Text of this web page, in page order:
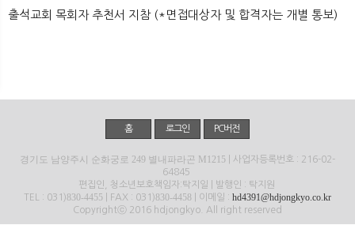
출석교회 목회자 추천서 지참 (*면접대상자 및 합격자는 개별 통보)​
홈 로그인 PC버전
경기도 남양주시 순화궁로 249 별내파라곤 M1215 | 사업자등록번호 : 216-02-
64845
편집인, 청소년보호책임자:탁지일 | 발행인 : 탁지원
TEL : 031)830-4455 | FAX : 031)830-4458 | 이메일 : hd4391@hdjongkyo.co.kr
Copyrightⓒ 2016 hdjongkyo. All right reserved